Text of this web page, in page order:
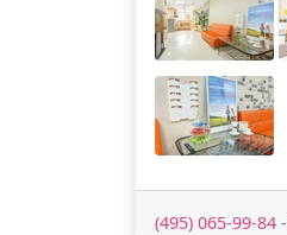
(495) 065-99-84